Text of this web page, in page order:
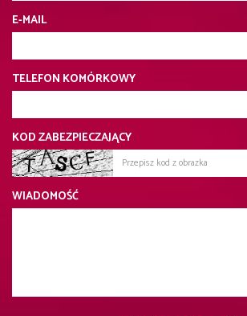
E-MAIL
TELEFON KOMÓRKOWY
KOD ZABEZPIECZAJĄCY
WIADOMOŚĆ